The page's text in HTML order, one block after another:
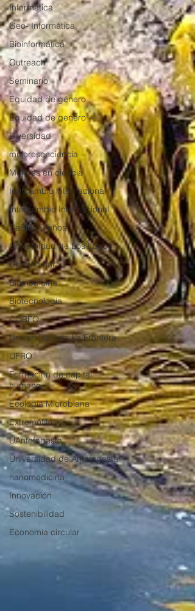
Informática
Geo- Informática
Bioinformática
Outreach
Seminario
Equidad de género
Equidad de genero
Diversidad
mujeresenciencia
Mujeres en ciencia
Inercambio internacional
Intercambio Internacional
CeBiB 10 años
Universidad de Los Lagos
Centro Imar
Biomedicina
Biotecnologia
CORFO
Universidad de La Frontera
UFRO
Formación de capital
humano
Ecología Microbiana
Extremófilos
UAntofagasta
Universidad de Antofagasta
nanomedicina
Innovación
Sostenibilidad
Economía circular